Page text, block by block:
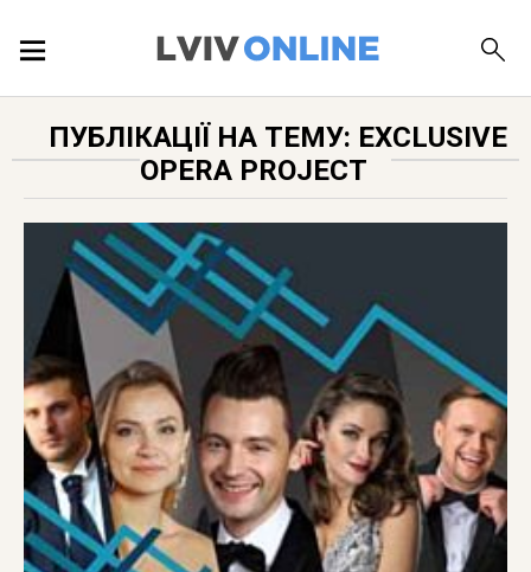
ПУБЛІКАЦІЇ
ДОВІДКА
ПУБЛІКАЦІЇ НА ТЕМУ: EXCLUSIVE
OPERA PROJECT